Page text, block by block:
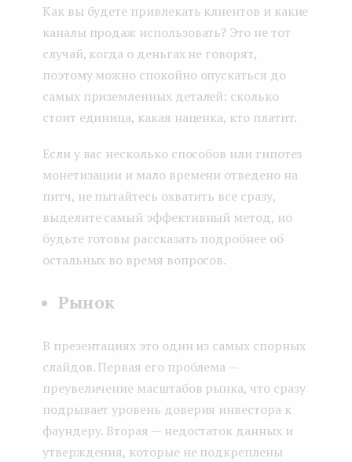
Как вы будете привлекать клиентов и какие
каналы продаж использовать? Это не тот
случай, когда о деньгах не говорят,
поэтому можно спокойно опускаться до
самых приземленных деталей: сколько
стоит единица, какая наценка, кто платит.
Если у вас несколько способов или гипотез
монетизации и мало времени отведено на
питч, не пытайтесь охватить все сразу,
выделите самый эффективный метод, но
будьте готовы рассказать подробнее об
остальных во время вопросов.
Рынок
В презентациях это один из самых спорных
слайдов. Первая его проблема —
преувеличение масштабов рынка, что сразу
подрывает уровень доверия инвестора к
фаундеру. Вторая — недостаток данных и
утверждения, которые не подкреплены